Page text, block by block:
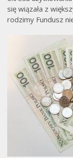
się wiązała z
rodzimy Fundusz